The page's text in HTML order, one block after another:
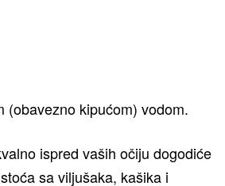
(obavezno kipućom) vodom.
ispred vaših očiju dogodiće
sa viljušaka, kašika i